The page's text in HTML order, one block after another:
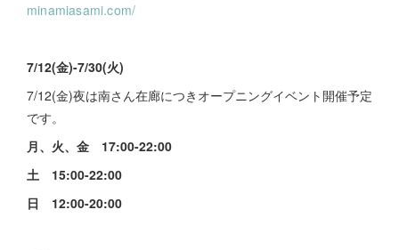
minamiasami.com/
7/12(金)-7/30(火)
7/12(金)夜は南さん在廊につきオープニングイベント開催予定
です。
月、火、金 17:00-22:00
土 15:00-22:00
日 12:00-20:00